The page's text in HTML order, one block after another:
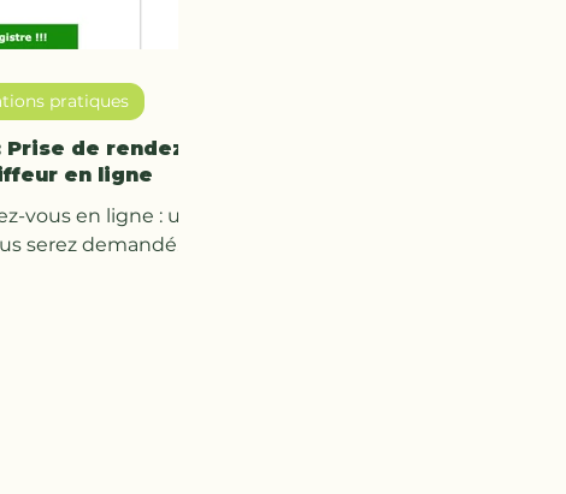
de rendez-
en ligne
vous en ligne : un
serez demandé.
pratiques